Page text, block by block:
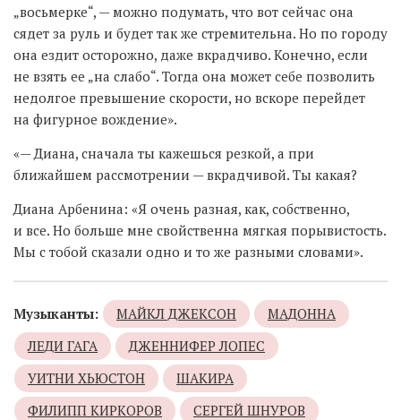
„восьмерке“, — можно подумать, что вот сейчас она
сядет за руль и будет так же стремительна. Но по городу
она ездит осторожно, даже вкрадчиво. Конечно, если
не взять ее „на слабо“. Тогда она может себе позволить
недолгое превышение скорости, но вскоре перейдет
на фигурное вождение».
«— Диана, сначала ты кажешься резкой, а при
ближайшем рассмотрении — вкрадчивой. Ты какая?
Диана Арбенина: «Я очень разная, как, собственно,
и все. Но больше мне свойственна мягкая порывистость.
Мы с тобой сказали одно и то же разными словами».
Музыканты: МАЙКЛ ДЖЕКСОН
МАДОННА
ЛЕДИ ГАГА
ДЖЕННИФЕР ЛОПЕС
УИТНИ ХЬЮСТОН
ШАКИРА
ФИЛИПП КИРКОРОВ
СЕРГЕЙ ШНУРОВ